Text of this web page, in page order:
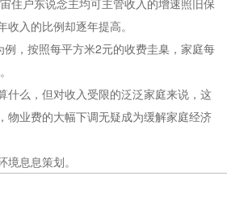
入的比例却逐年提高。
，按照每平方米2元的收费圭臬，家庭每
什么，但对收入受限的泛泛家庭来说，这
物业费的大幅下调无疑成为缓解家庭经济
息息策划。